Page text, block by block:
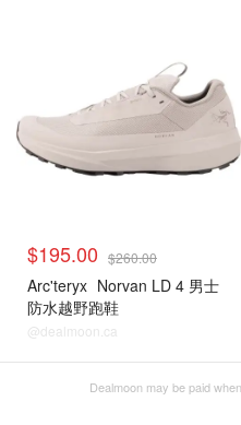
$195.00 $260.00
Arc'teryx Norvan LD 4 男士
防水越野跑鞋
@dealmoon.ca
Dealmoon may be paid